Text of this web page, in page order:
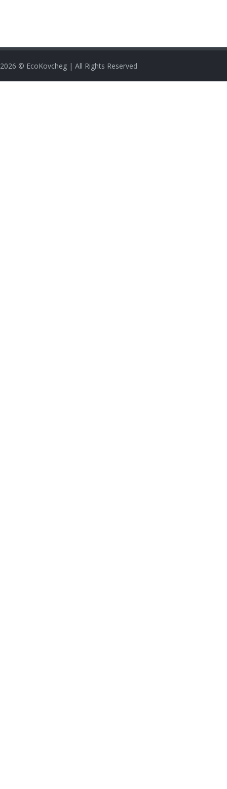
2026 © EcoKovcheg | All Rights Reserved